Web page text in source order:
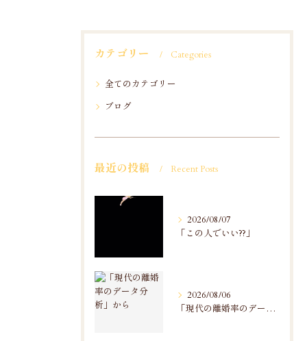
カテゴリー Categories
全てのカテゴリー
ブログ
最近の投稿 Recent Posts
2026/08/07
「この人でいい??」
2026/08/06
「現代の離婚率のデータ分析」から